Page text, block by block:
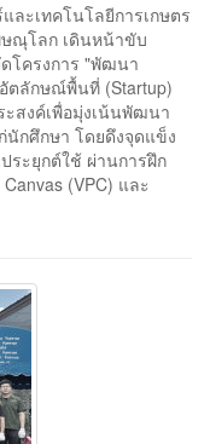
ละเทคโนโลยีการเกษตร
ณุโลก เดินหน้าขับ
โครงการ "พัฒนา
ตลักษณ์พื้นที่ (Startup)
สงค์เพื่อมุ่งเน้นพัฒนา
นักศึกษา โดยดึงจุดแข็ง
ะยุกต์ใช้ ผ่านการฝึก
(VPC) และ